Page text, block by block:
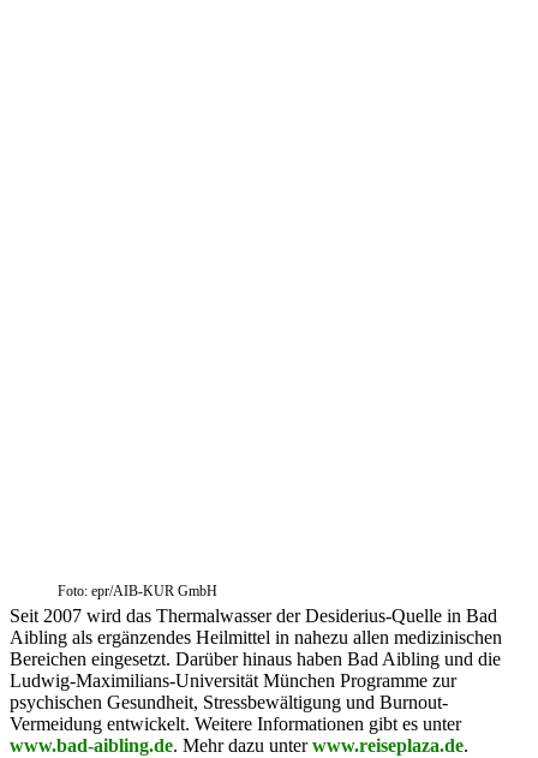
Foto: epr/AIB-KUR GmbH
Seit 2007 wird das Thermalwasser der Desiderius-Quelle in Bad
Aibling als ergänzendes Heilmittel in nahezu allen medizinischen
Bereichen eingesetzt. Darüber hinaus haben Bad Aibling und die
Ludwig-Maximilians-Universität München Programme zur
psychischen Gesundheit, Stressbewältigung und Burnout-
Vermeidung entwickelt. Weitere Informationen gibt es unter
www.bad-aibling.de. Mehr dazu unterwww.reiseplaza.de.